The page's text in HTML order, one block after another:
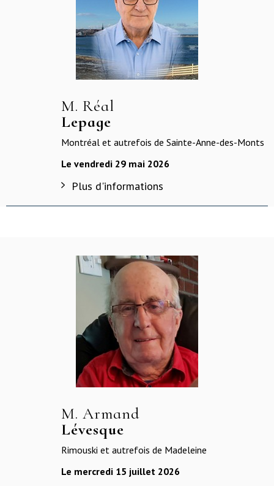
M. Réal
Lepage
Montréal et autrefois de Sainte-Anne-des-Monts
Le vendredi 29 mai 2026
Plus d'informations
M. Armand
Lévesque
Rimouski et autrefois de Madeleine
Le mercredi 15 juillet 2026